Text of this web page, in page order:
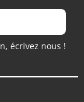
écrivez nous !